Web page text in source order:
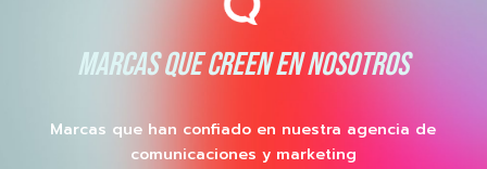
MARCAS QUE CREEN EN NOSOTROS
Marcas que han confiado en nuestra agencia de
comunicaciones y marketing